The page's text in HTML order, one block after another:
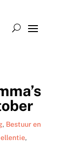
, Bestuur en
,